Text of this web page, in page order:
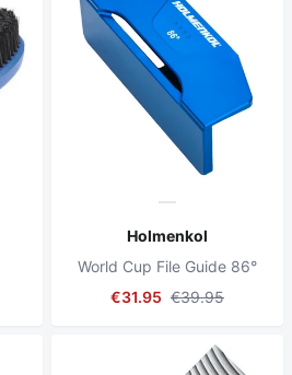
Holmenkol
World Cup File Guide 86°
€31.95 €39.95